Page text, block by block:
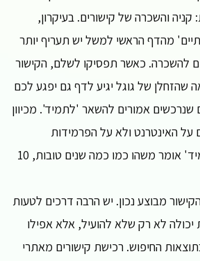
קניה והשכרה של קישורים. בעיקרון,
מהדף הראשי למשל יש תעריף יותר
להשכרה. כאשר תפסיקו לשלם, הקישור
שהזחלן של גוגל יגיע לדף גם יפגע לכם
שנרכשים אמורים להשאר 'לתמיד'. מכיוון
על האינטרנט ולא על הפרמידות
במצריים, 'לתמיד' אומר משהו כמו כמה שנים טובות, 10
מבוצע נכון. יש הרבה דרכים לטעות
יכולה לא רק שלא להועיל, אלא אפילו
החיפוש. רכישת קישורים מאתרי